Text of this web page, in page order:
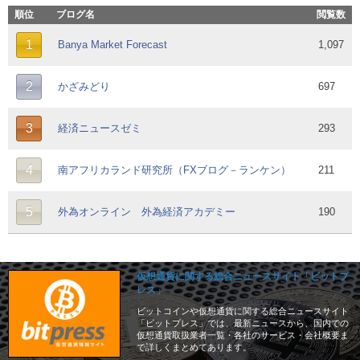
順位 ブログ名 閲覧数
1 Banya Market Forecast 1,097
2 かざみどり 697
3 経済ニュースゼミ 293
4 南アフリカランド研究所（FXブログ－ランケン） 211
5 外為オンライン 外為経済アカデミー 190
仮想通貨に関する総合ニュースサイト「ビットプ
レス」
ビットコインや仮想通貨に関する総合ニュースサイト
「ビットプレス」では、最新ニュースから、国内での
仮想通貨取扱業者一覧・各社のサービス・会社概要ま
で詳しくまとめてあります。